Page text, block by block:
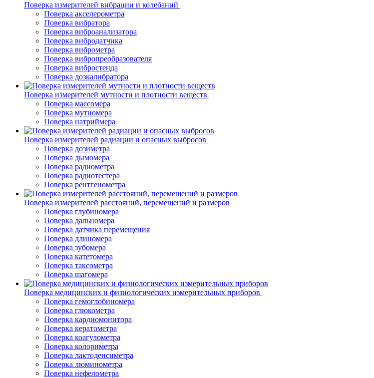
Поверка измерителей вибрации и колебаний
Поверка акселерометра
Поверка вибратора
Поверка виброанализатора
Поверка вибродатчика
Поверка виброметра
Поверка вибропреобразователя
Поверка вибростенда
Поверка дозкалибратора
Поверка измерителей мутности и плотности веществ
Поверка массомера
Поверка мутномера
Поверка натриймера
Поверка измерителей радиации и опасных выбросов
Поверка дозиметра
Поверка дымомера
Поверка радиометра
Поверка радиотестера
Поверка рентгенометра
Поверка измерителей расстояний, перемещений и размеров
Поверка глубиномера
Поверка дальномера
Поверка датчика перемещения
Поверка длиномера
Поверка зубомера
Поверка катетомера
Поверка таксометра
Поверка шагомера
Поверка медицинских и физиологических измерительных приборов
Поверка гемоглобиномера
Поверка глюкометра
Поверка кардиомонитора
Поверка кератометра
Поверка коагулометра
Поверка колориметра
Поверка лактоденсиметра
Поверка люминометра
Поверка нефелометра